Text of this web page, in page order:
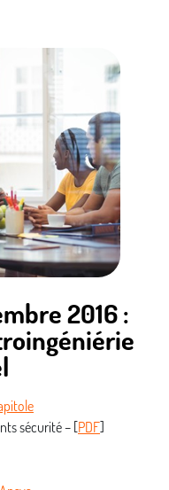
qui sont battus
sécurité des systèmes
dégradée. Les
à être mis en
Nous essaierons
mieux comprendre la
les moyens et les
2016 :
sécurité – [PDF]